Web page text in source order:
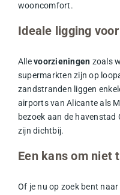
wooncomfort.
Ideale ligging
Allevoorzieningen zoals
supermarkten zijn op
zandstranden liggen
airports van Alicante als
bezoek aan de havenstad
zijn dichtbij.
Een kans om niet
Of je nu op zoek bent